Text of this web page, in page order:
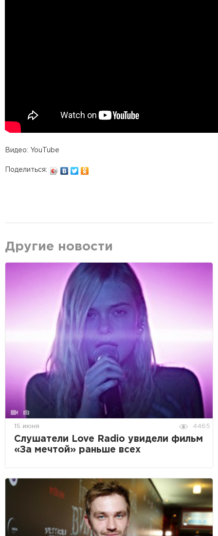
Видео: YouTube
Поделиться:
Другие новости
15 июня 4465
Слушатели Love Radio увидели фильм
«За мечтой» раньше всех